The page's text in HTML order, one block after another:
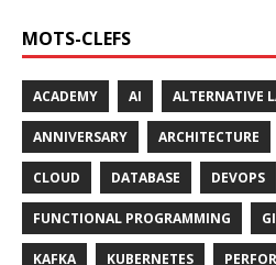
MOTS-CLEFS
ACADEMY AI ALTERNATIVE
ANNIVERSARY ARCHITECTURE
CLOUD DATABASE DEVOPS
FUNCTIONAL PROGRAMMING
KAFKA KUBERNETES